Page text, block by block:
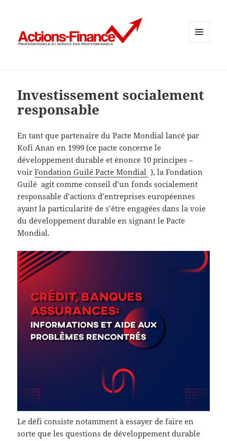
Investissement socialement
responsable
En tant que partenaire du Pacte Mondial lancé par
Kofi Anan en 1999 (ce pacte concerne le
développement durable et énonce 10 principes –
voirFondation Guilé Pacte Mondial ), la Fondation
Guilé agit comme conseil d’un fonds socialement
responsable d’actions d’entreprises européennes
ayant la particularité de s’être engagées dans la voie
du développement durable en signant le Pacte
Mondial.
Le défi consiste notamment à essayer de faire en
sorte que les questions de développement durable